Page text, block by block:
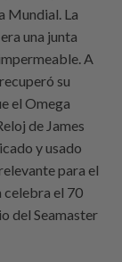
Mundial. La
una junta
A
su
el Omega
de James
y usado
para el
celebra el 70
del Seamaster